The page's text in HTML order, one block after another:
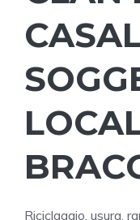
Riciclaggio, usura,